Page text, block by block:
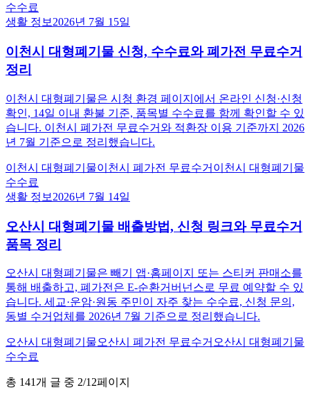
수수료
생활 정보 2026년 7월 15일
이천시 대형폐기물 신청, 수수료와 폐가전 무료수거
정리
이천시 대형폐기물은 시청 환경 페이지에서 온라인 신청·신청
확인, 14일 이내 환불 기준, 품목별 수수료를 함께 확인할 수 있
습니다. 이천시 폐가전 무료수거와 적환장 이용 기준까지 2026
년 7월 기준으로 정리했습니다.
이천시 대형폐기물이천시 폐가전 무료수거 이천시 대형폐기물
수수료
생활 정보 2026년 7월 14일
오산시 대형폐기물 배출방법, 신청 링크와 무료수거
품목 정리
오산시 대형폐기물은 빼기 앱·홈페이지 또는 스티커 판매소를
통해 배출하고, 폐가전은 E-순환거버넌스로 무료 예약할 수 있
습니다. 세교·운암·원동 주민이 자주 찾는 수수료, 신청 문의,
동별 수거업체를 2026년 7월 기준으로 정리했습니다.
오산시 대형폐기물오산시 폐가전 무료수거 오산시 대형폐기물
수수료
총 141개 글 중 2/12페이지